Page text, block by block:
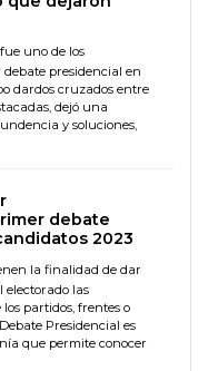
uno de los
presidencial en
dardos cruzados entre
dejó una
y soluciones,
debate
2023
la finalidad de dar
electorado las
partidos, frentes o
Presidencial es
que permite conocer